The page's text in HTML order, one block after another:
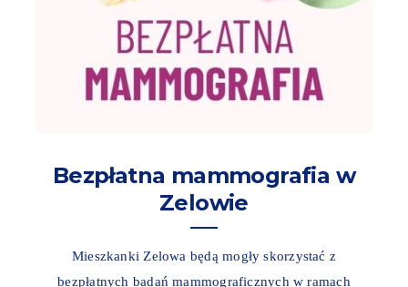
Bezpłatna mammografia w
Zelowie
Mieszkanki Zelowa będą mogły skorzystać z
bezpłatnych badań mammograficznych w ramach